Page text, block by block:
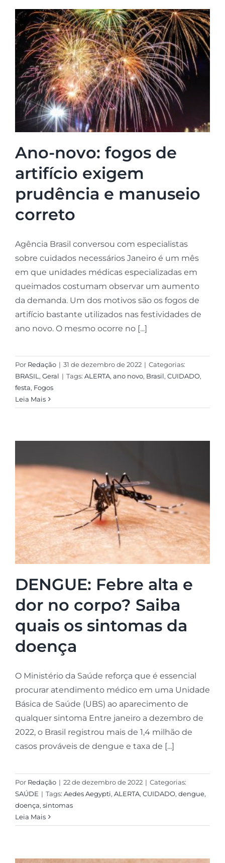
Ano-novo: fogos de
artifício exigem
prudência e manuseio
correto
Agência Brasil conversou com especialistas
sobre cuidados necessários Janeiro é um mês
em que unidades médicas especializadas em
queimados costumam observar um aumento
da demanda. Um dos motivos são os fogos de
artifício bastante utilizados nas festividades de
ano novo. O mesmo ocorre no [...]
Por Redação | 31 de dezembro de 2022 | Categorias:
BRASIL, Geral | Tags: ALERTA, ano novo, Brasil, CUIDADO,
festa, Fogos
Leia Mais
DENGUE: Febre alta e
dor no corpo? Saiba
quais os sintomas da
doença
O Ministério da Saúde reforça que é essencial
procurar atendimento médico em uma Unidade
Básica de Saúde (UBS) ao aparecimento de
qualquer sintoma Entre janeiro a dezembro de
2022, o Brasil registrou mais de 1,4 milhão de
casos prováveis de dengue e taxa de [...]
Por Redação | 22 de dezembro de 2022 | Categorias:
SAÚDE | Tags: Aedes Aegypti, ALERTA, CUIDADO, dengue,
doença, sintomas
Leia Mais